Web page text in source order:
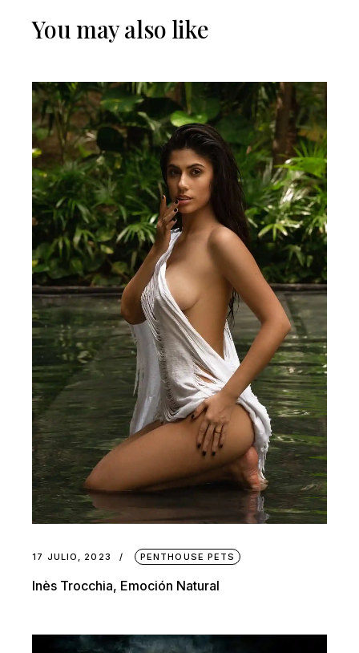
You may also like
17 JULIO, 2023 PENTHOUSE PETS
Inès Trocchia, Emoción Natural